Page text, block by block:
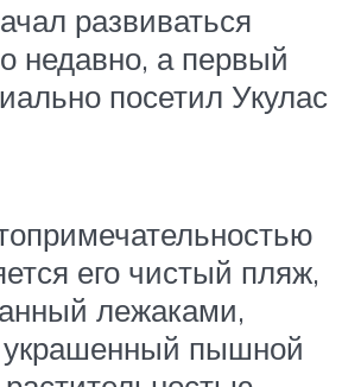
развиваться
недавно, а первый
посетил Укулас
его чистый пляж,
лежаками,
украшенный пышной